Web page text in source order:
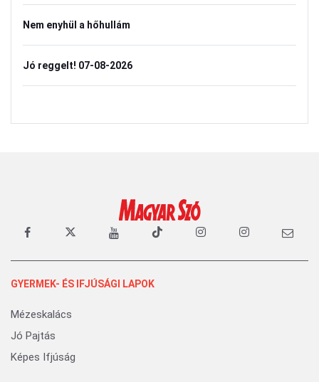
Nem enyhül a hőhullám
Jó reggelt! 07-08-2026
GYERMEK- ÉS IFJÚSÁGI LAPOK
Mézeskalács
Jó Pajtás
Képes Ifjúság